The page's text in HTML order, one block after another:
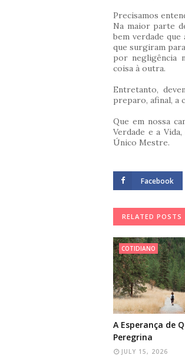
Precisamos
Na maior parte
bem verdade
que surgiram
por negligência
coisa à outra.
Entretanto,
preparo, afinal, a
Que em nossa
Verdade e a
Único Mestre.
Facebook
RELATED POSTS
COTIDIANO
A Esperança de
Peregrina
JULY 15, 2026